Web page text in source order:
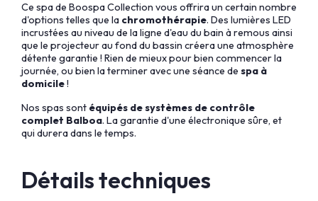
Ce spa de Boospa Collection vous offrira un certain nombre
d'options telles que la chromothérapie. Des lumières LED
incrustées au niveau de la ligne d'eau du bain à remous ainsi
que le projecteur au fond du bassin créera une atmosphère
détente garantie ! Rien de mieux pour bien commencer la
journée, ou bien la terminer avec une séance de spa à
domicile!
Nos spas sont équipés de systèmes de contrôle
complet Balboa. La garantie d'une électronique sûre, et
qui durera dans le temps.
Détails techniques